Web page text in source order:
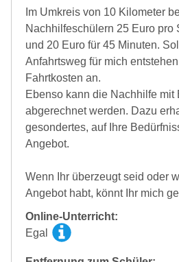
Im Umkreis von 10 Kilometer
Nachhilfeschülern 25 Euro pro
und 20 Euro für 45 Minuten.
Anfahrtsweg für mich
Fahrtkosten an.
Ebenso kann die Nachhilfe mit
abgerechnet werden. Dazu
gesondertes, auf Ihre
Angebot.
Wenn Ihr überzeugt seid oder
Angebot habt, könnt Ihr mich
Online-Unterricht:
Egal